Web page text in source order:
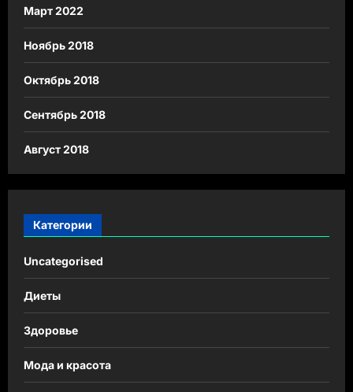
Март 2022
Ноябрь 2018
Октябрь 2018
Сентябрь 2018
Август 2018
Категории
Uncategorised
Диеты
Здоровье
Мода и красота